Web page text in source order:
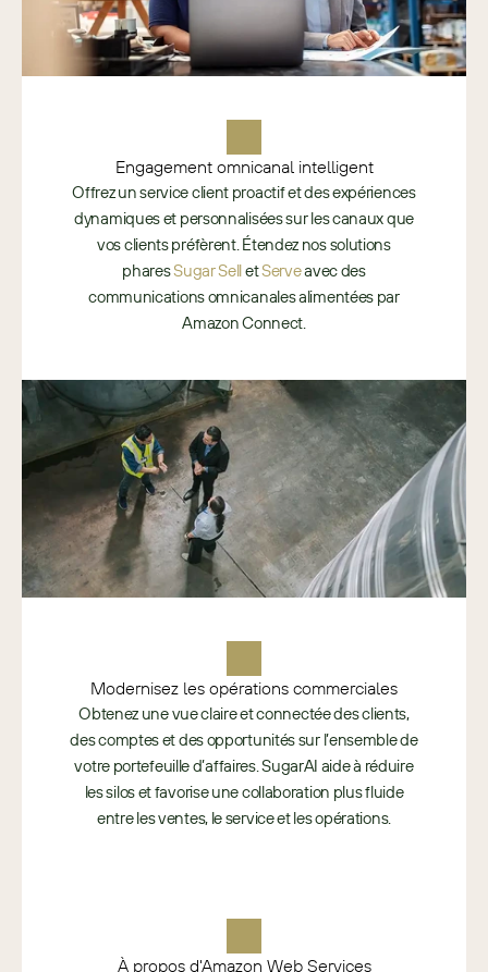
Engagement omnicanal intelligent
Offrez un service client proactif et des expériences
dynamiques et personnalisées sur les canaux que
vos clients préfèrent. Étendez nos solutions
pharesSugar SelletServeavec des
communications omnicanales alimentées par
Amazon Connect.
Modernisez les opérations commerciales
Obtenez une vue claire et connectée des clients,
des comptes et des opportunités sur l’ensemble de
votre portefeuille d’affaires. SugarAI aide à réduire
les silos et favorise une collaboration plus fluide
entre les ventes, le service et les opérations.
À propos d'Amazon Web Services